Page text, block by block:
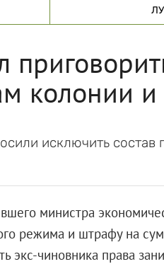
колонии
исключить состав
министра
режима и штрафу на
экс-чиновника права